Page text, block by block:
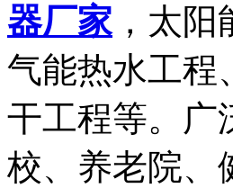
器厂家 ， 太阳
气能热水工程
干工程等。广
校、养老院、